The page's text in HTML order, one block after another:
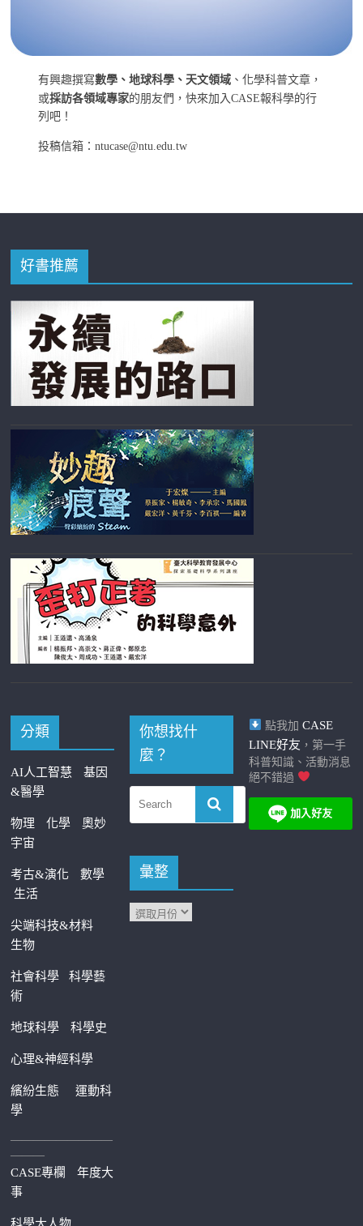
有興趣撰寫數學、地球科學、天文領域 、化學科普文章，
或採訪各領域專家的朋友們，快來加入CASE報科學的行
列吧！
投稿信箱：ntucase@ntu.edu.tw
好書推薦
分類
AI人工智慧
基因
&醫學
物理 化學
奧妙
宇宙
考古&演化
數學
生活
尖端科技&材料
生物
社會科學科學藝
術
地球科學 科學史
心理&神經科學
繽紛生態運動科
學
—————————
———
CASE專欄
年度大
事
你想找什
麼？
彙整
點我加 CASE
LINE好友 ，第一手
科普知識、活動消息
絕不錯過